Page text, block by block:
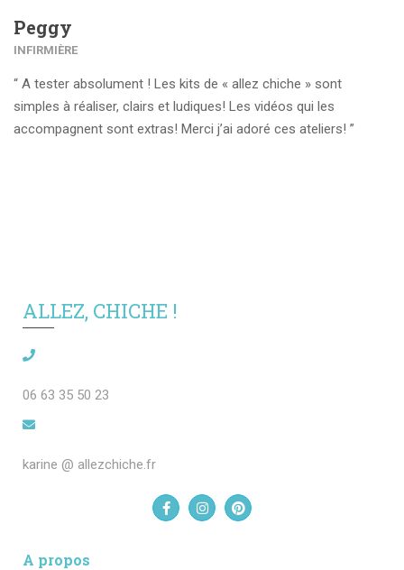
Peggy
INFIRMIÈRE
“ A tester absolument ! Les kits de « allez chiche » sont
simples à réaliser, clairs et ludiques! Les vidéos qui les
accompagnent sont extras! Merci j’ai adoré ces ateliers! ”
ALLEZ, CHICHE !
06 63 35 50 23
karine @ allezchiche.fr
A propos